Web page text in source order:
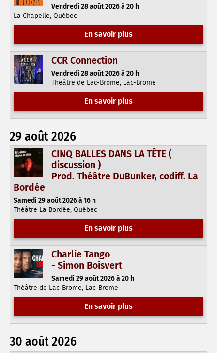
Vendredi 28 août 2026 à 20 h
La Chapelle, Québec
En savoir plus
CCR Connection
Vendredi 28 août 2026 à 20 h
Théâtre de Lac-Brome, Lac-Brome
En savoir plus
29 août 2026
CINQ BALLES DANS LA TÊTE (
discussion )
Prod. Théâtre DuBunker, codiff. La
Bordée
Samedi 29 août 2026 à 16 h
Théâtre La Bordée, Québec
En savoir plus
Charlie Tango
- Simon Boisvert
Samedi 29 août 2026 à 20 h
Théâtre de Lac-Brome, Lac-Brome
En savoir plus
30 août 2026